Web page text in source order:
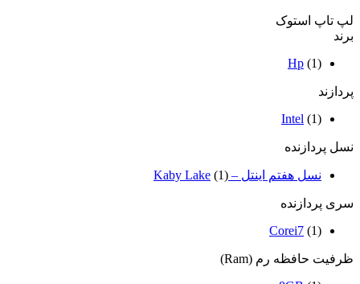
لپ تاپ استوک
برند
Hp (1)
پردازند
Intel (1)
نسل پردازنده
نسل هفتم اینتل – Kaby Lake (1)
سری پردازنده
Corei7 (1)
ظرفیت حافظه رم (Ram)